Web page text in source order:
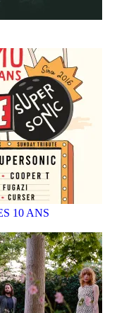
10 ANS